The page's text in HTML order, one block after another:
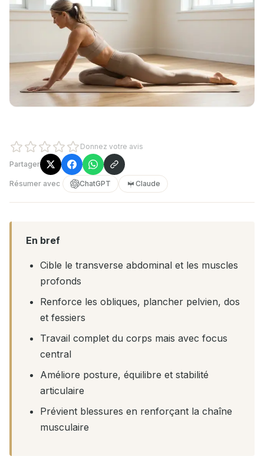
Donnez votre avis
Partager
Résumer avec ChatGPT Claude
En bref
Cible le transverse abdominal et les muscles
profonds
Renforce les obliques, plancher pelvien, dos
et fessiers
Travail complet du corps mais avec focus
central
Améliore posture, équilibre et stabilité
articulaire
Prévient blessures en renforçant la chaîne
musculaire